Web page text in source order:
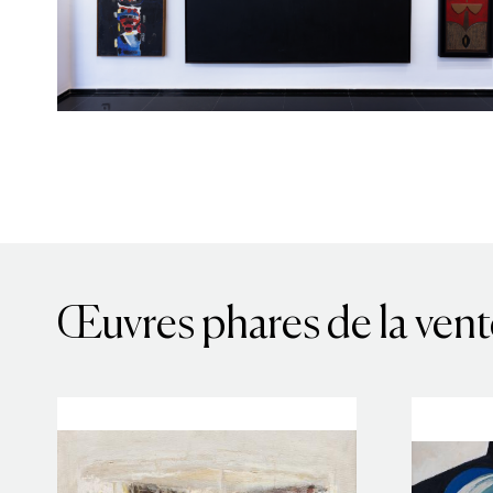
Œuvres phares de la